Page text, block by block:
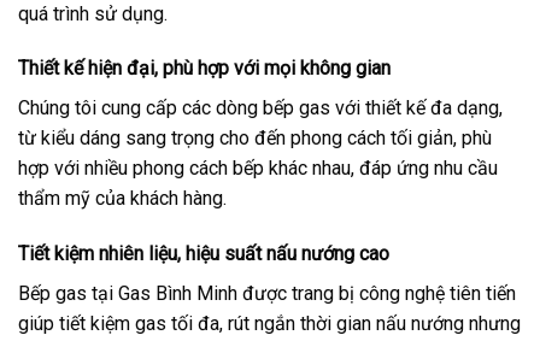
quá trình sử dụng.
Thiết kế hiện đại, phù hợp với mọi không gian
Chúng tôi cung cấp các dòng bếp gas với thiết kế đa dạng,
từ kiểu dáng sang trọng cho đến phong cách tối giản, phù
hợp với nhiều phong cách bếp khác nhau, đáp ứng nhu cầu
thẩm mỹ của khách hàng.
Tiết kiệm nhiên liệu, hiệu suất nấu nướng cao
Bếp gas tại Gas Bình Minh được trang bị công nghệ tiên tiến
giúp tiết kiệm gas tối đa, rút ngắn thời gian nấu nướng nhưng